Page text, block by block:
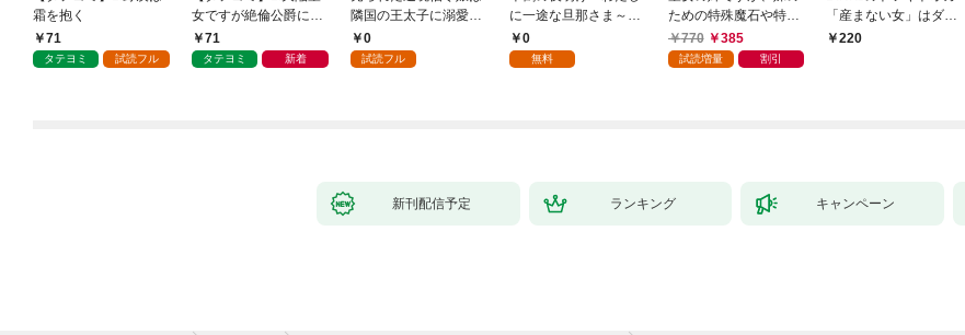
霜を抱く
71
タテヨミ 試読フル
女ですが絶倫公爵にす
がられています
71
タテヨミ 新着
隣国の王太子に溺愛さ
れる 1
0
試読フル
に一途な旦那さま～
【分冊版】 1話「北条
家の生贄（１）」
0
無料
ための特殊魔石や特殊
薬草の採取をやめた
ら、隣国の魔術師様の
770 385
試読増量 割引
「産まない女」はダメ
ですか？（分冊版）
220
新刊配信予定 ランキング キャンペーン